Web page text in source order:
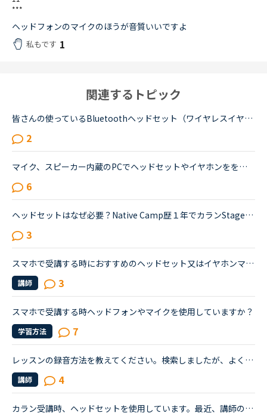
***
ヘッドフォンのマイクのほうが音質いいですよ
私もです 1
関連するトピック
皆さんの使っているBluetoothヘッドセット（ワイヤレスイヤホンマイク）を教えてください！最近、パソコンの挙動が怪しくなってきたため、Android版のアプリを使い始めました。すると、①スマホのマイク＆イヤホン...
2
マイク、スピーカー内蔵のPCでヘッドセットやイヤホンをを使わずにレッスンを受けています。スピーキングテスト対策の教材はヘッドセット推奨となっていますが、なしでも受けられますか？他のレッスンもヘッドセ...
6
ヘッドセットはなぜ必要？Native Camp歴１年でカランStage7です。PCは最低限のものを購入したので、別売のマイク付きカメラとUSBスピーカーを利用しています。今日、初めてカランでヘッドセットをつけて欲しいと...
3
スマホで受講する時におすすめのヘッドセット又はイヤホンマイクはありますか?初めまして。トライアル期間が終わり、今日から正式にNCに入会した者です。普段はノートパソコンで受講しているのですが、無線Wi-Fi...
講師 3
スマホで受講する時ヘッドフォンやマイクを使用していますか？
学習方法 7
レッスンの録音方法を教えてください。検索しましたが、よくわかりませんでした。パソコン(Windows10 Firefox)に録音機能なしのヘッドセットを繋いでいます。ボイスレコーダー(IC レコーダー)は手元にあります。...
講師 4
カラン受講時、ヘッドセットを使用しています。最近、講師の声は問題なく聞こえるのですが、自分の声が反響して後から聞こえてきてとても気になります。ヘッドセットに問題があるのでしょうか？ヘッドセットを買...